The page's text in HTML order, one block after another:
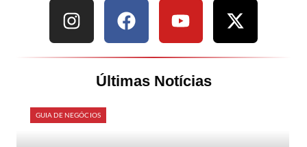
Últimas Notícias
GUIA DE NEGÓCIOS